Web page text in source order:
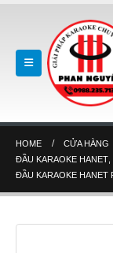
HOME
CỬA HÀNG
ĐẦU KARAOKE HANET
ĐẦU KARAOKE HANET